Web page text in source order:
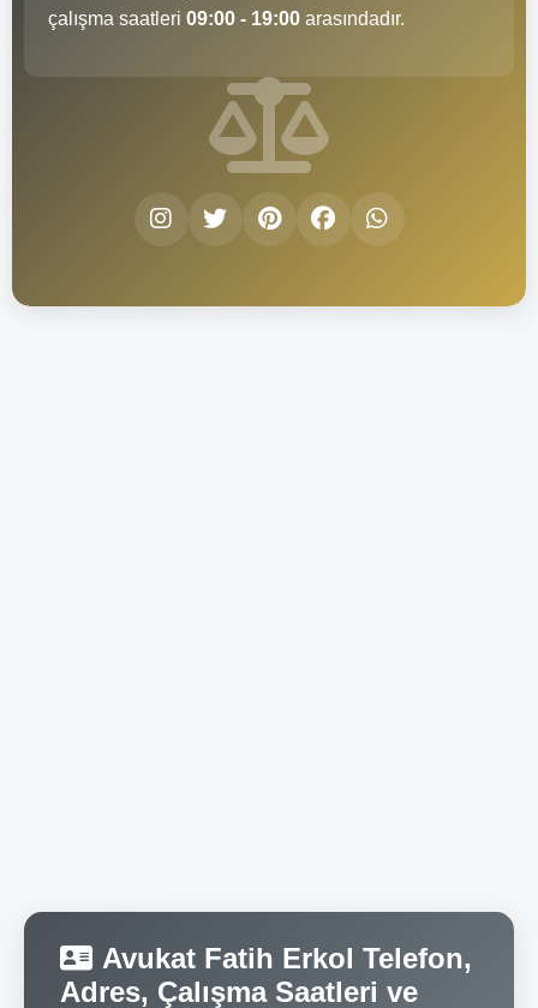
çalışma saatleri 09:00 - 19:00 arasındadır.
Avukat Fatih Erkol Telefon,
Adres, Çalışma Saatleri ve